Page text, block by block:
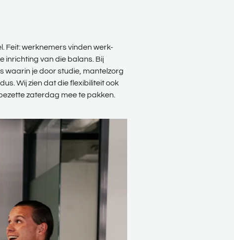
Feit: werknemers vinden werk-
inrichting van die balans. Bij
waarin je door studie, mantelzorg
Wij zien dat die flexibiliteit ook
zaterdag mee te pakken.